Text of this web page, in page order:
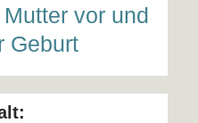
vor und
Geburt